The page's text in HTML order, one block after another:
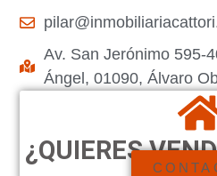
Av. San Jerónimo 595-
Ángel, 01090, Álvaro
¿QUIERES